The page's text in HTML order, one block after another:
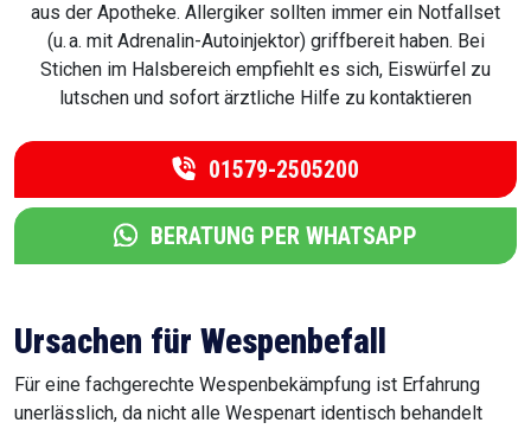
aus der Apotheke. Allergiker sollten immer ein Notfallset
(u. a. mit Adrenalin-Autoinjektor) griffbereit haben. Bei
Stichen im Halsbereich empfiehlt es sich, Eiswürfel zu
lutschen und sofort ärztliche Hilfe zu kontaktieren
01579-2505200
BERATUNG PER WHATSAPP
Ursachen für Wespenbefall
Für eine fachgerechte Wespenbekämpfung ist Erfahrung
unerlässlich, da nicht alle Wespenart identisch behandelt